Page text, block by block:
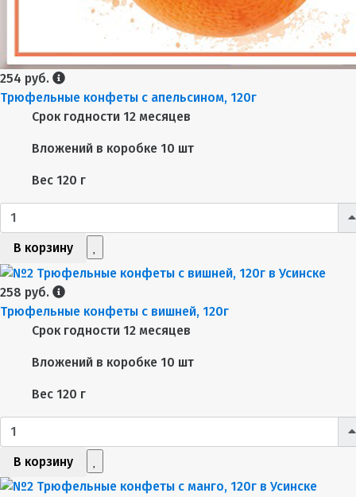
254 руб.
Трюфельные конфеты с апельсином, 120г
Срок годности 12 месяцев
Вложений в коробке 10 шт
Вес 120 г
В корзину
258 руб.
Трюфельные конфеты с вишней, 120г
Срок годности 12 месяцев
Вложений в коробке 10 шт
Вес 120 г
В корзину